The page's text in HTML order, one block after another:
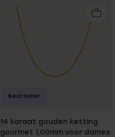
14 karaat gouden ketting
gourmet 1,00mm voor dames
Bestseller